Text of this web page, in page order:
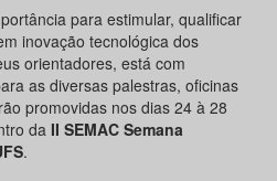
para estimular, qualificar
inovação tecnológica dos
orientadores, está com
as diversas palestras, oficinas
promovidas nos dias 24 à 28
da II SEMAC Semana
.